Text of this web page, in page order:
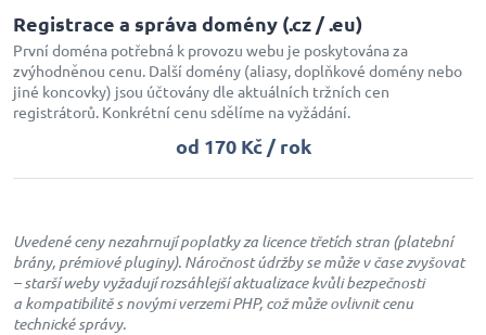
Registrace a správa domény (.cz / .eu)
První doména potřebná k provozu webu je poskytována za
zvýhodněnou cenu. Další domény (aliasy, doplňkové domény nebo
jiné koncovky) jsou účtovány dle aktuálních tržních cen
registrátorů. Konkrétní cenu sdělíme na vyžádání.
od 170 Kč / rok
Uvedené ceny nezahrnují poplatky za licence třetích stran (platební
brány, prémiové pluginy). Náročnost údržby se může v čase zvyšovat
– starší weby vyžadují rozsáhlejší aktualizace kvůli bezpečnosti
a kompatibilitě s novými verzemi PHP, což může ovlivnit cenu
technické správy.